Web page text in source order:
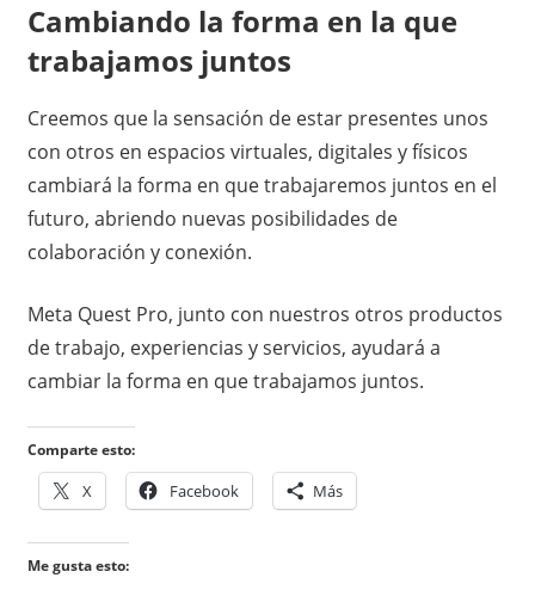
Cambiando la forma en la que
trabajamos juntos
Creemos que la sensación de estar presentes unos
con otros en espacios virtuales, digitales y físicos
cambiará la forma en que trabajaremos juntos en el
futuro, abriendo nuevas posibilidades de
colaboración y conexión.
Meta Quest Pro, junto con nuestros otros productos
de trabajo, experiencias y servicios, ayudará a
cambiar la forma en que trabajamos juntos.
Comparte esto:
X Facebook Más
Me gusta esto: